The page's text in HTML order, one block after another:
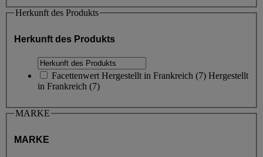
Herkunft des Produkts
Herkunft des Produkts
Facettenwert Hergestellt in Frankreich (7) Hergestellt
in Frankreich (7)
MARKE
MARKE